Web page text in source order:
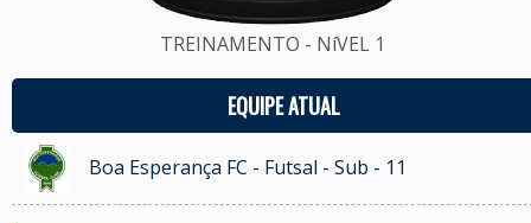
TREINAMENTO - NíVEL 1
EQUIPE ATUAL
Boa Esperança FC - Futsal - Sub - 11